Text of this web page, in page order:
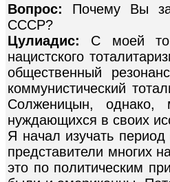
Вопрос: Почему Вы
СССР?
Цулиадис: С моей
нацистского
общественный
коммунистический
Солженицын,
нуждающихся в своих
Я начал изучать
представители многих
это по политическим